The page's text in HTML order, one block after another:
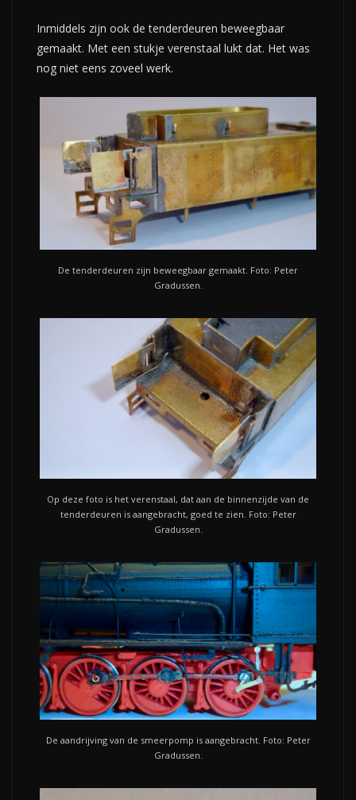
Inmiddels zijn ook de tenderdeuren beweegbaar
gemaakt. Met een stukje verenstaal lukt dat. Het was
nog niet eens zoveel werk.
De tenderdeuren zijn beweegbaar gemaakt. Foto: Peter
Gradussen.
Op deze foto is het verenstaal, dat aan de binnenzijde van de
tenderdeuren is aangebracht, goed te zien. Foto: Peter
Gradussen.
De aandrijving van de smeerpomp is aangebracht. Foto: Peter
Gradussen.